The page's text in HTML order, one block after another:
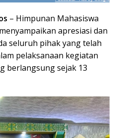
– Himpunan Mahasiswa
apresiasi dan
seluruh pihak yang telah
pelaksanaan kegiatan
berlangsung sejak 13